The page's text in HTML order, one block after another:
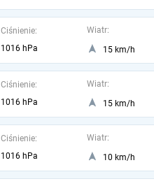
Ciśnienie:
1016 hPa
Wiatr:
15 km/h
Ciśnienie:
1016 hPa
Wiatr:
15 km/h
Ciśnienie:
1016 hPa
Wiatr:
10 km/h